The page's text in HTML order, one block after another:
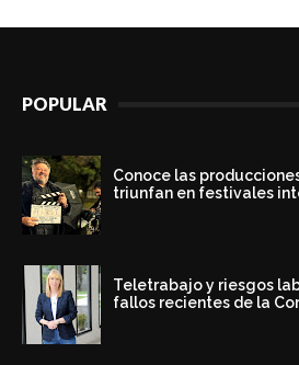
POPULAR
Conoce las
triunfan en festivales
Teletrabajo y riesgos
fallos recientes de la